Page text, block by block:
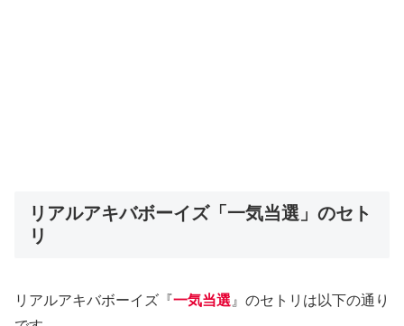
リアルアキバボーイズ「一気当選」のセト
リ
リアルアキバボーイズ『一気当選 』のセトリは以下の通り